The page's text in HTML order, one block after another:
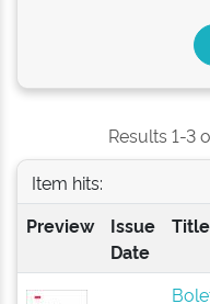
Results 1-3
Item hits:
Preview
Issue
Date
Title